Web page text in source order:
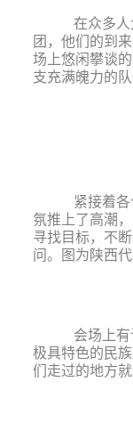
在众多人
团，他们的到
场上悠闲攀谈
支充满魄力的队
紧接着各
氛推上了高潮
寻找目标，不
问。图为陕西
会场上有
极具特色的民
们走过的地方